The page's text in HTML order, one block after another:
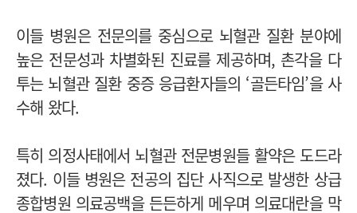
이들 병원은 전문의를 중심으로 뇌혈관 질환 분야에
높은 전문성과 차별화된 진료를 제공하며, 촌각을 다
투는 뇌혈관 질환 중증 응급환자들의 ‘골든타임’을 사
수해 왔다.
특히 의정사태에서 뇌혈관 전문병원들 활약은 도드라
졌다. 이들 병원은 전공의 집단 사직으로 발생한 상급
종합병원 의료공백을 든든하게 메우며 의료대란을 막